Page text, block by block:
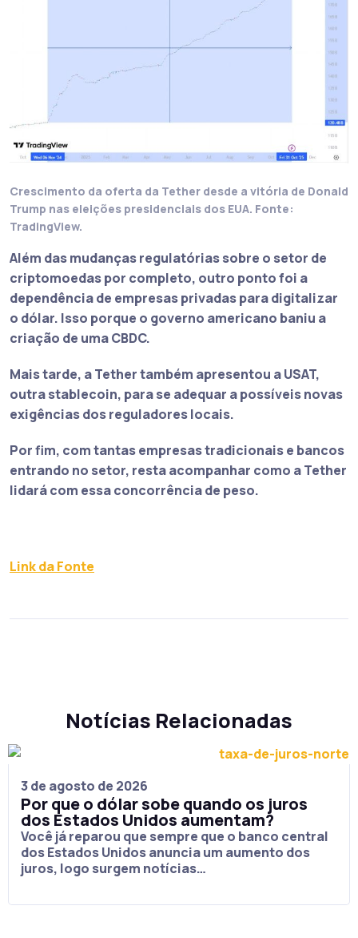
Crescimento da oferta da Tether desde a vitória de Donald
Trump nas eleições presidenciais dos EUA. Fonte:
TradingView.
Além das mudanças regulatórias sobre o setor de
criptomoedas por completo, outro ponto foi a
dependência de empresas privadas para digitalizar
o dólar. Isso porque o governo americano baniu a
criação de uma CBDC.
Mais tarde, aTether também apresentou a USAT,
outra stablecoin, para se adequar a possíveis novas
exigências dos reguladores locais.
Por fim, com tantas empresas tradicionais e bancos
entrando no setor, resta acompanhar como a Tether
lidará com essa concorrência de peso.
Link da Fonte
Notícias Relacionadas
3 de agosto de 2026
Por que o dólar sobe quando os juros
dos Estados Unidos aumentam?
Você já reparou que sempre que o banco central
dos Estados Unidos anuncia um aumento dos
juros, logo surgem notícias…